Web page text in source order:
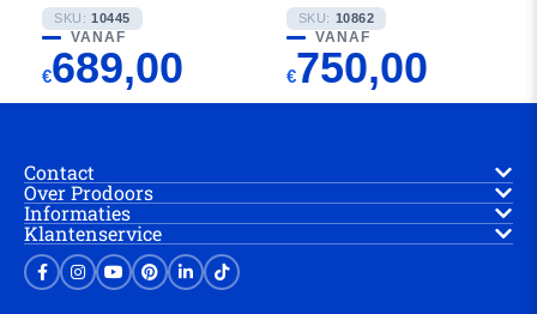
SKU: 10445
VANAF
€689,00
SKU: 10862
VANAF
€750,00
Contact
Over Prodoors
Informaties
Klantenservice